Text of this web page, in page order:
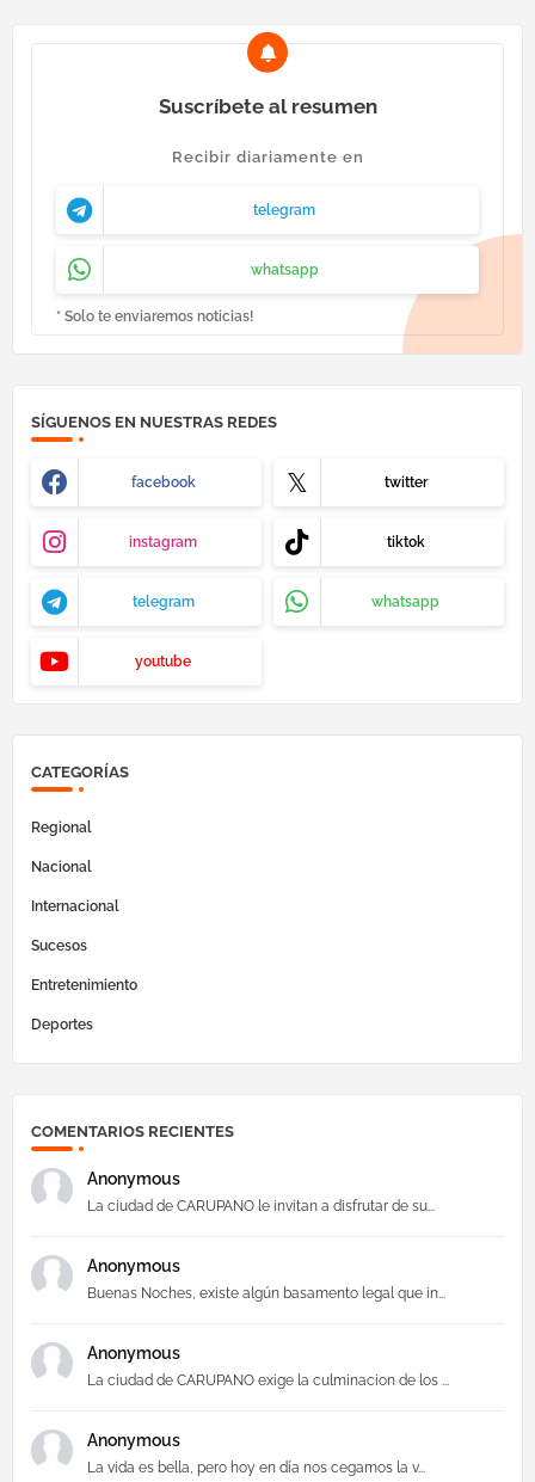
Suscríbete al resumen
Recibir diariamente en
telegram
whatsapp
* Solo te enviaremos noticias!
SÍGUENOS EN NUESTRAS REDES
facebook twitter
instagram tiktok
telegram whatsapp
youtube
CATEGORÍAS
Regional
Nacional
Internacional
Sucesos
Entretenimiento
Deportes
COMENTARIOS RECIENTES
Anonymous
La ciudad de CARUPANO le invitan a disfrutar de su...
Anonymous
Buenas Noches, existe algún basamento legal que in...
Anonymous
La ciudad de CARUPANO exige la culminacion de los ...
Anonymous
La vida es bella, pero hoy en día nos cegamos la v...